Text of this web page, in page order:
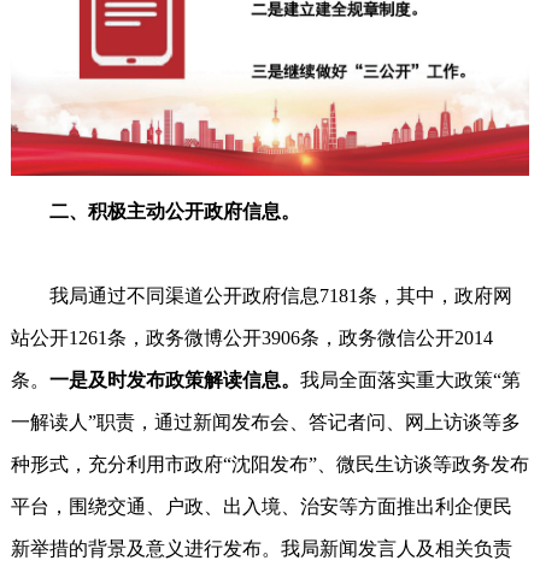
二、积极主动公开政府信息。
我局通过不同渠道公开政府信息7181条，其中，政府网
站公开1261条，政务微博公开3906条，政务微信公开2014
条。 一是及时发布政策解读信息。 我局全面落实重大政策“第
一解读人”职责，通过新闻发布会、答记者问、网上访谈等多
种形式，充分利用市政府“沈阳发布”、微民生访谈等政务发布
平台，围绕交通、户政、出入境、治安等方面推出利企便民
新举措的背景及意义进行发布。我局新闻发言人及相关负责